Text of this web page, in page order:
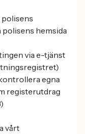
polisens
hemsida
via e-tjänst
egna
registerutdrag
vårt